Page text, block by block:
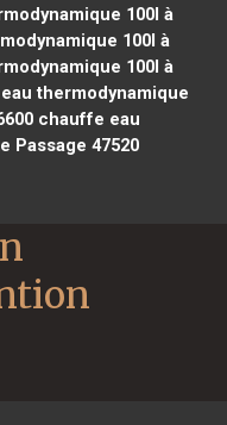
100l à
100l à
100l à
thermodynamique
chauffe eau
Passage 47520